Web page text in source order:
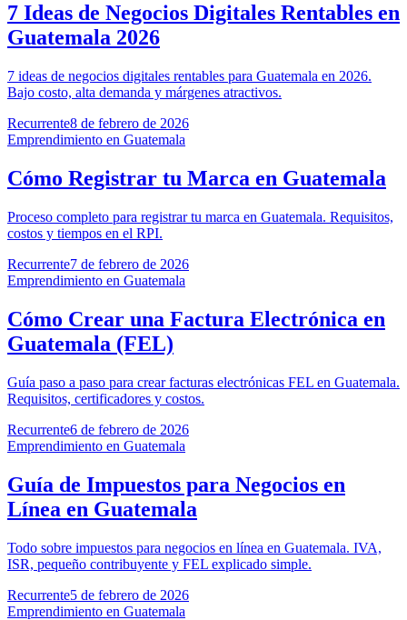
7 Ideas de Negocios Digitales Rentables en
Guatemala 2026
7 ideas de negocios digitales rentables para Guatemala en 2026.
Bajo costo, alta demanda y márgenes atractivos.
Recurrente8 de febrero de 2026
Emprendimiento en Guatemala
Cómo Registrar tu Marca en Guatemala
Proceso completo para registrar tu marca en Guatemala. Requisitos,
costos y tiempos en el RPI.
Recurrente7 de febrero de 2026
Emprendimiento en Guatemala
Cómo Crear una Factura Electrónica en
Guatemala (FEL)
Guía paso a paso para crear facturas electrónicas FEL en Guatemala.
Requisitos, certificadores y costos.
Recurrente6 de febrero de 2026
Emprendimiento en Guatemala
Guía de Impuestos para Negocios en
Línea en Guatemala
Todo sobre impuestos para negocios en línea en Guatemala. IVA,
ISR, pequeño contribuyente y FEL explicado simple.
Recurrente5 de febrero de 2026
Emprendimiento en Guatemala